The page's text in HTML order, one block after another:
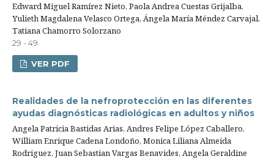
Edward Miguel Ramírez Nieto, Paola Andrea Cuestas Grijalba,
Yulieth Magdalena Velasco Ortega, Ángela María Méndez Carvajal,
Tatiana Chamorro Solorzano
29 - 49
VER PDF
Realidades de la nefroprotección en las diferentes
ayudas diagnósticas radiológicas en adultos y niños
Angela Patricia Bastidas Arias, Andres Felipe López Caballero,
William Enrique Cadena Londoño, Monica Liliana Almeida
Rodriguez, Juan Sebastian Vargas Benavides, Angela Geraldine